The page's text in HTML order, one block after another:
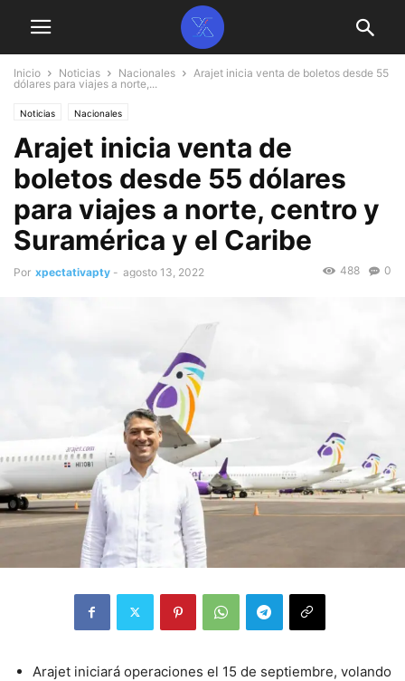
Inicio Noticias Nacionales
Arajet inicia venta de boletos desde 55
dólares para viajes a norte,...
Noticias Nacionales
Arajet inicia venta de
boletos desde 55 dólares
para viajes a norte, centro y
Suramérica y el Caribe
Por xpectativapty - agosto 13, 2022 0
488
Arajet iniciará operaciones el 15 de septiembre, volando